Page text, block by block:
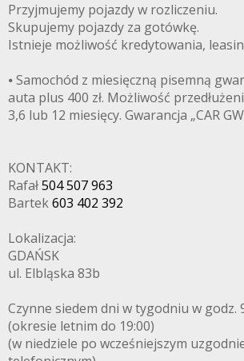
Przyjmujemy pojazdy w rozliczeniu.
Skupujemy pojazdy za gotówkę.
Istnieje możliwość kredytowania,
⦁ Samochód z miesięczną pisemną
auta plus 400 zł. Możliwość
3,6 lub 12 miesięcy. Gwarancja „CAR
KONTAKT:
Rafał504 507 963
Bartek603 402 392
Lokalizacja:
GDAŃSK
ul. Elbląska 83b
Czynne siedem dni w tygodniu w godz.
(okresie letnim do 19:00)
(w niedziele po wcześniejszym